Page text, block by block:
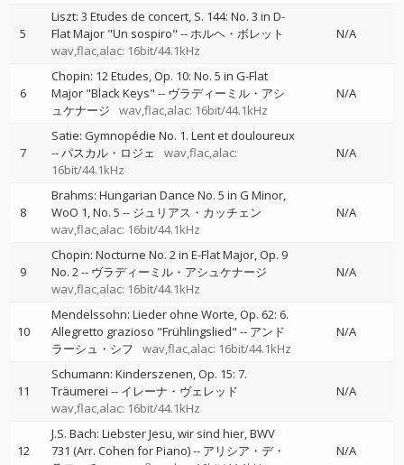
5
Liszt: 3 Etudes de concert, S. 144: No. 3 in D-
Flat Major "Un sospiro" --ホルヘ・ボレット
wav,flac,alac: 16bit/44.1kHz
N/A
6
Chopin: 12 Etudes, Op. 10: No. 5 in G-Flat
Major "Black Keys" -- ヴラディーミル・アシ
ュケナージ
wav,flac,alac: 16bit/44.1kHz
N/A
7
Satie: Gymnopédie No. 1. Lent et douloureux
--パスカル・ロジェ
wav,flac,alac:
16bit/44.1kHz
N/A
8
Brahms: Hungarian Dance No. 5 in G Minor,
WoO 1, No. 5 -- ジュリアス・カッチェン
wav,flac,alac: 16bit/44.1kHz
N/A
9
Chopin: Nocturne No. 2 in E-Flat Major, Op. 9
No. 2-- ヴラディーミル・アシュケナージ
wav,flac,alac: 16bit/44.1kHz
N/A
10
Mendelssohn: Lieder ohne Worte, Op. 62: 6.
Allegretto grazioso "Frühlingslied" -- アンド
ラーシュ・シフ
wav,flac,alac: 16bit/44.1kHz
N/A
11
Schumann: Kinderszenen, Op. 15: 7.
Träumerei -- イレーナ・ヴェレッド
wav,flac,alac: 16bit/44.1kHz
N/A
12
J.S. Bach: Liebster Jesu, wir sind hier, BWV
731 (Arr. Cohen for Piano)-- アリシア・デ・
N/A